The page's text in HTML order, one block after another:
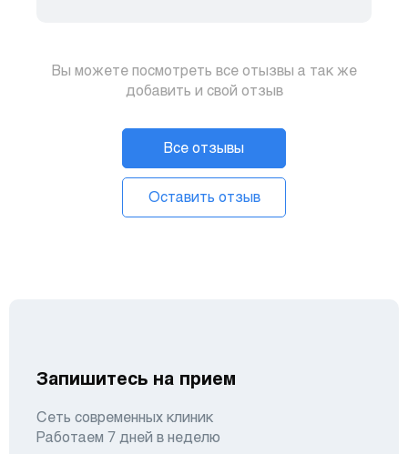
Вы можете посмотреть все отызвы а так же
добавить и свой отзыв
Все отзывы
Оставить отзыв
Запишитесь на прием
Сеть современных клиник
Работаем 7 дней в неделю